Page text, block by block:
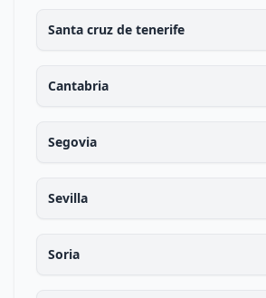
Santa cruz de tenerife
Cantabria
Segovia
Sevilla
Soria